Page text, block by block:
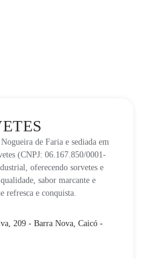
de Faria e sediada em
(CNPJ: 06.167.850/0001-
oferecendo sorvetes e
sabor marcante e
refresca e conquista.
209 - Barra Nova, Caicó -